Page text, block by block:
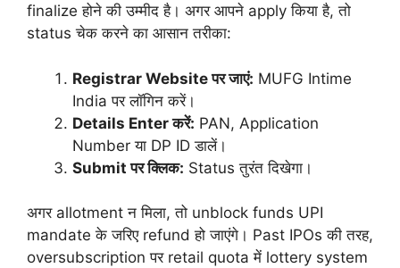
finalize होने की उम्मीद है। अगर आपने apply किया है, तो
status चेक करने का आसान तरीका:
Registrar Website पर जाएं: MUFG Intime
India पर लॉगिन करें।
Details Enter करें: PAN, Application
Number या DP ID डालें।
Submit पर क्लिक: Status तुरंत दिखेगा।
अगर allotment न मिला, तो unblock funds UPI
mandate के जरिए refund हो जाएंगे। Past IPOs की तरह,
oversubscription पर retail quota में lottery system